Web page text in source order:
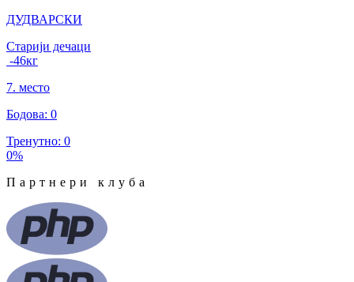
ДУДВАРСКИ
Старији дечаци
-46кг
7. место
Бодова: 0
Тренутно: 0
0%
Партнери клуба